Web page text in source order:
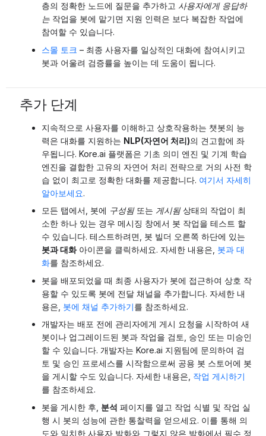
층의 정확한 노드에 질문을 추가하고 사용자에게 응답하
는 작업을 봇에 맡기면 지원 인력은 보다 복잡한 작업에
참여할 수 있습니다.
스몰 토크 – 최종 사용자를 일상적인 대화에 참여시키고
봇과 어울려 검증률을 높이는 데 도움이 됩니다.
추가 단계
지속적으로 사용자를 이해하고 상호작용하는 챗봇의 능
력은 대화를 지원하는 NLP(자연어 처리)의 견고함에 좌
우됩니다. Kore.ai 플랫폼은 기초 의미 엔진 및 기계 학습
엔진을 결합한 고유의 자연어 처리 전략으로 거의 사전 학
습 없이 최고로 정확한 대화를 제공합니다. 여기서 자세히
알아보세요.
모든 탭에서, 봇에 구성됨또는 게시됨상태의 작업이 최
소한 하나 있는 경우 메시징 창에서 봇 작업을 테스트 할
수 있습니다. 테스트하려면, 봇 빌더 오른쪽 하단에 있는
봇과 대화아이콘을 클릭하세요. 자세한 내용은, 봇과 대
화를 참조하세요.
봇을 배포되었을 때 최종 사용자가 봇에 접근하여 상호 작
용할 수 있도록 봇에 전달 채널을 추가합니다. 자세한 내
용은, 봇에 채널 추가하기를 참조하세요.
개발자는 배포 전에 관리자에게 게시 요청을 시작하여 새
봇이나 업그레이드된 봇과 작업을 검토, 승인 또는 미승인
할 수 있습니다. 개발자는 Kore.ai 지원팀에 문의하여 검
토 및 승인 프로세스를 시작함으로써 공용 봇 스토어에 봇
을 게시할 수도 있습니다. 자세한 내용은, 작업 게시하기
를 참조하세요.
봇을 게시한 후, 분석 페이지를 열고 작업 식별 및 작업 실
행 시 봇의 성능에 관한 통찰력을 얻으세요. 이를 통해 의
도와 일치한 사용자 발화와 그렇지 않은 발화에서 필수 정